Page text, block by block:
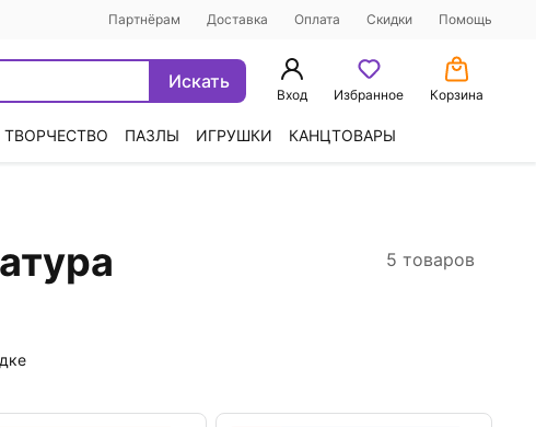
Партнёрам Доставка Оплата Скидки Помощь
Искать
Вход Избранное Корзина
ТВОРЧЕСТВО ПАЗЛЫ ИГРУШКИ КАНЦТОВАРЫ
5 товаров